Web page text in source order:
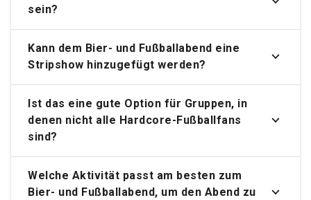
sein?
Kann dem Bier- und Fußballabend eine
Stripshow hinzugefügt werden?
Ist das eine gute Option für Gruppen, in
denen nicht alle Hardcore-Fußballfans
sind?
Welche Aktivität passt am besten zum
Bier- und Fußballabend, um den Abend zu